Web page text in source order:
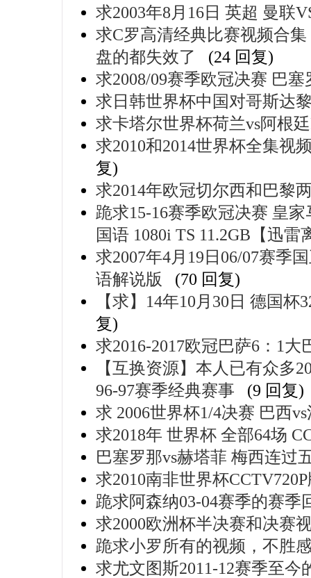
求2003年8月16日 英超 曼联
求C罗高清经典比赛视频合
盘的都失效了
(24 回复)
求2008/09赛季欧冠决赛 巴
求日韩世界杯中国对哥斯达
求卡塔尔世界杯荷兰vs阿根
求2010和2014世界杯全集视
复)
求2014年欧冠切尔西和巴黎
跪求15-16赛季欧冠决赛 皇
国语 1080i TS 11.2GB【迅
求2007年4月19日06/07赛季
语解说版
(70 回复)
【求】14年10月30日 德国
复)
求2016-2017欧冠巴萨6：1
【互换资源】本人已有众多
96-97赛季经典赛事
(9 回复)
求 2006世界杯1/4决赛 巴西vs
求2018年 世界杯 全部64场
巴塞罗那vs赫塔菲 梅西连过
求2010南非世界杯
跪求阿森纳03-04赛季的赛季
求2000欧洲杯半决赛和决赛
跪求小罗所有的视频，不胜
求尤文图斯2011-12赛季至今